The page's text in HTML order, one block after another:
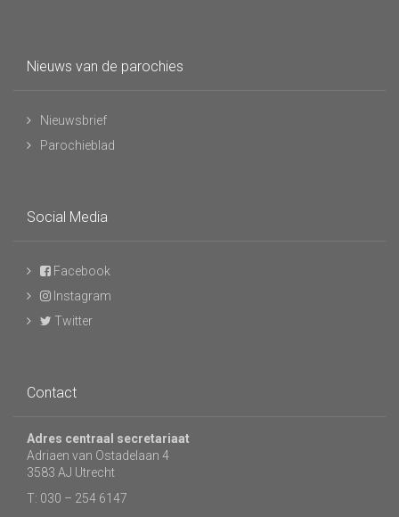
Nieuws van de parochies
Nieuwsbrief
Parochieblad
Social Media
Facebook
Instagram
Twitter
Contact
Adres centraal secretariaat
Adriaen van Ostadelaan 4
3583 AJ Utrecht
T: 030 – 254 6147